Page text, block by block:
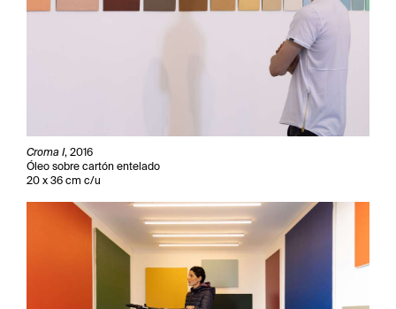
Croma I, 2016
Óleo sobre cartón entelado
20 x 36 cm c/u